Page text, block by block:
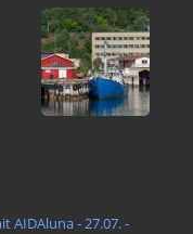
AIDAluna - 27.07. -